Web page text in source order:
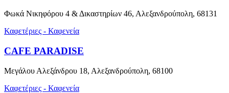
Φωκά Νικηφόρου 4 & Δικαστηρίων 46, Αλεξανδρούπολη, 68131
Καφετέριες - Καφενεία
CAFE PARADISE
Μεγάλου Αλεξάνδρου 18, Αλεξανδρούπολη, 68100
Καφετέριες - Καφενεία